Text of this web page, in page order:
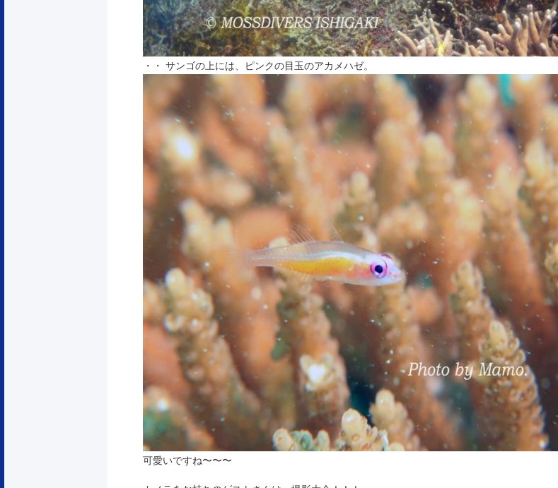
・・ サンゴの上には、ピンクの目玉のアカメハゼ。
可愛いですね〜〜〜